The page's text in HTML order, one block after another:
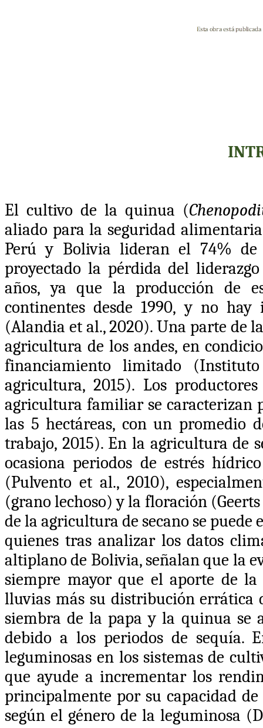
El cultivo de la quinua (
aliado para la seguridad
Perú y Bolivia lideran el 74% de
proyectado la pérdida del
años, ya que la producción de
continentes desde 1990, y no
(Alandia et al., 2020). Una parte de
agricultura de los andes, en
financiamiento limitado
agricultura, 2015). Los
agricultura familiar se caracterizan
las 5 hectáreas, con un promedio
trabajo, 2015). En la agricultura de
ocasiona periodos de estrés
(Pulvento et al., 2010),
(grano lechoso) y la floración
de la agricultura de secano se
quienes tras analizar los datos
altiplano de Bolivia, señalan que la
siempre mayor que el aporte de
lluvias más su distribución errática
siembra de la papa y la quinua se
debido a los periodos de sequía.
leguminosas en los sistemas de
que ayude a incrementar los
principalmente por su capacidad
según el género de la leguminosa